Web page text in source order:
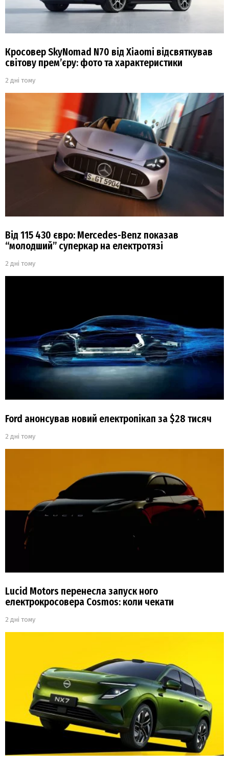
Кросовер SkyNomad N70 від Xiaomi відсвяткував
світову прем’єру: фото та характеристики
2 дні тому
Від 115 430 євро: Mercedes-Benz показав
“молодший” суперкар на електротязі
2 дні тому
Ford анонсував новий електропікап за $28 тисяч
2 дні тому
Lucid Motors перенесла запуск ного
електрокросовера Cosmos: коли чекати
2 дні тому